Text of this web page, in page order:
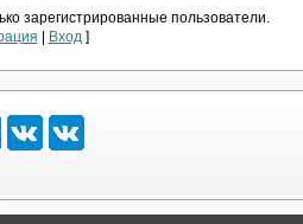
зарегистрированные пользователи.
| Вход ]